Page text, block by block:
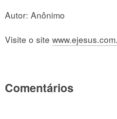
Autor: Anônimo
Visite o site
Comentários